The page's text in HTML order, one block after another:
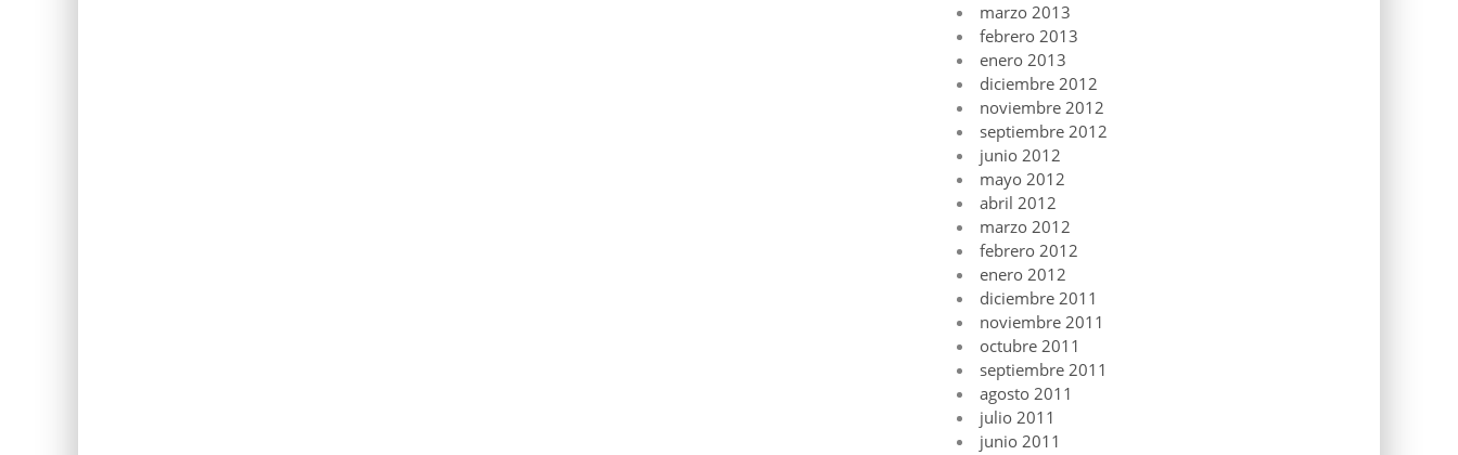
marzo 2013
febrero 2013
enero 2013
diciembre 2012
noviembre 2012
septiembre 2012
junio 2012
mayo 2012
abril 2012
marzo 2012
febrero 2012
enero 2012
diciembre 2011
noviembre 2011
octubre 2011
septiembre 2011
agosto 2011
julio 2011
junio 2011